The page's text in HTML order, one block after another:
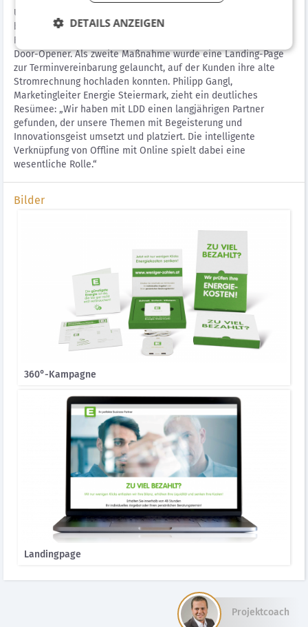
Umgesetzt wurde die Kampagne unter dem Titel „Zu viel
bezahlt?“ mehrstufig: Ein initiales Print-Mailing mit Akquise-
Folder, Antwortkuvert, Giveaway und DSGVO-Folder diente als
Door-Opener. Als zweite Maßnahme wurde eine Landing-Page
zur Terminvereinbarung gelauncht, auf der Kunden ihre alte
Stromrechnung hochladen konnten. Philipp Gangl,
Marketingleiter Energie Steiermark, zieht ein deutliches
Resümee: „Wir haben mit LDD einen langjährigen Partner
gefunden, der unsere Themen mit Begeisterung und
Innovationsgeist umsetzt und platziert. Die intelligente
Verknüpfung von Offline mit Online spielt dabei eine
wesentliche Rolle.“
Bilder
360°-Kampagne
Landingpage
DETAILS ANZEIGEN
Projektcoach